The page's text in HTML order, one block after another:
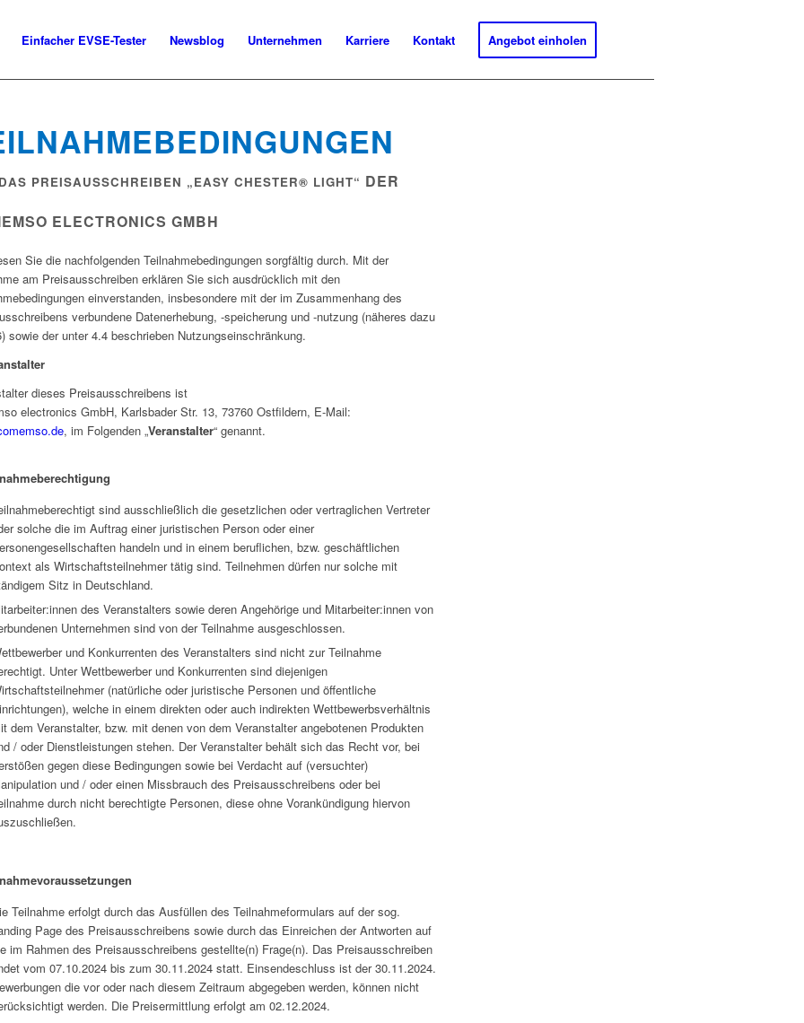
Einfacher EVSE-Tester Newsblog Unternehmen Karriere Kontakt Angebot einholen
PREISAUSSCHREIBEN „EASY CHESTER® LIGHT“ DER
ELECTRONICS GMBH
Sie die nachfolgenden Teilnahmebedingungen sorgfältig durch. Mit der
am Preisausschreiben erklären Sie sich ausdrücklich mit den
einverstanden, insbesondere mit der im Zusammenhang des
verbundene Datenerhebung, -speicherung und -nutzung (näheres dazu
sowie der unter 4.4 beschrieben Nutzungseinschränkung.
dieses Preisausschreibens ist
electronics GmbH, Karlsbader Str. 13, 73760 Ostfildern, E-Mail:
, im Folgenden „Veranstalter“ genannt.
sind ausschließlich die gesetzlichen oder vertraglichen Vertreter
solche die im Auftrag einer juristischen Person oder einer
handeln und in einem beruflichen, bzw. geschäftlichen
als Wirtschaftsteilnehmer tätig sind. Teilnehmen dürfen nur solche mit
Sitz in Deutschland.
des Veranstalters sowie deren Angehörige und Mitarbeiter:innen von
Unternehmen sind von der Teilnahme ausgeschlossen.
und Konkurrenten des Veranstalters sind nicht zur Teilnahme
Unter Wettbewerber und Konkurrenten sind diejenigen
(natürliche oder juristische Personen und öffentliche
welche in einem direkten oder auch indirekten Wettbewerbsverhältnis
dem Veranstalter, bzw. mit denen von dem Veranstalter angebotenen Produkten
/ oder Dienstleistungen stehen. Der Veranstalter behält sich das Recht vor, bei
gegen diese Bedingungen sowie bei Verdacht auf (versuchter)
und / oder einen Missbrauch des Preisausschreibens oder bei
durch nicht berechtigte Personen, diese ohne Vorankündigung hiervon
Teilnahme erfolgt durch das Ausfüllen des Teilnahmeformulars auf der sog.
Page des Preisausschreibens sowie durch das Einreichen der Antworten auf
im Rahmen des Preisausschreibens gestellte(n) Frage(n). Das Preisausschreiben
vom 07.10.2024 bis zum 30.11.2024 statt. Einsendeschluss ist der 30.11.2024.
die vor oder nach diesem Zeitraum abgegeben werden, können nicht
werden. Die Preisermittlung erfolgt am 02.12.2024.